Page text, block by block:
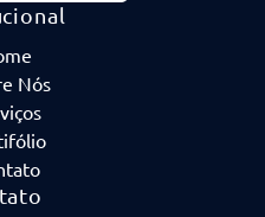
Nós